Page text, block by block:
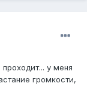
у меня
громкости,